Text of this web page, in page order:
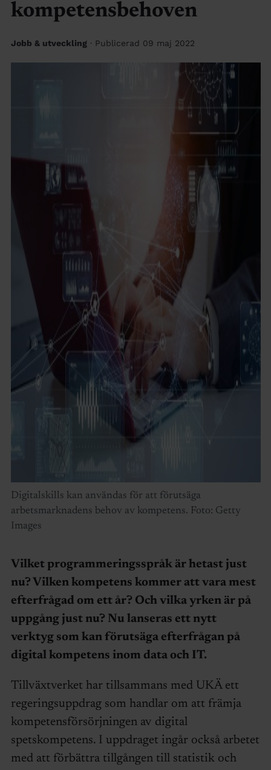
kompetensbehoven
Jobb & utveckling · Publicerad 09 maj 2022
Digitalskills kan användas för att förutsäga
arbetsmarknadens behov av kompetens. Foto: Getty
Images
Vilket programmeringsspråk är hetast just
nu? Vilken kompetens kommer att vara mest
efterfrågad om ett år? Och vilka yrken är på
uppgång just nu? Nu lanseras ett nytt
verktyg som kan förutsäga efterfrågan på
digital kompetens inom data och IT.
Tillväxtverket har tillsammans med UKÄ ett
regeringsuppdrag som handlar om att främja
kompetensförsörjningen av digital
spetskompetens. I uppdraget ingår också arbetet
med att förbättra tillgången till statistik och